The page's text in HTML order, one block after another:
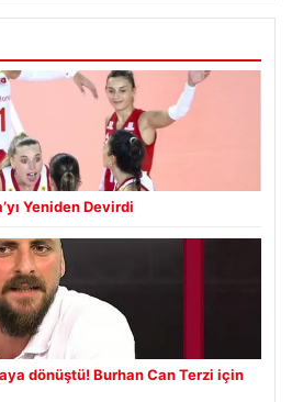
Yeniden Devirdi
dönüştü! Burhan Can Terzi için